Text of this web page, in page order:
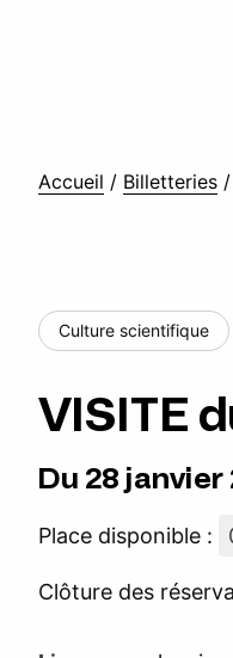
Accueil / Billetteries /
Culture scientifique
VISITE
Du 28
Place disponible :
Clôture des